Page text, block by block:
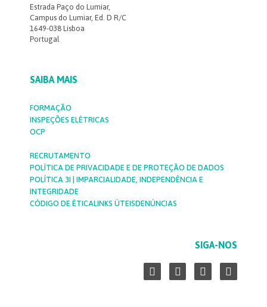
Estrada Paço do Lumiar,
Campus do Lumiar, Ed. D R/C
1649-038 Lisboa
Portugal
SAIBA MAIS
FORMAÇÃO
INSPEÇÕES ELÉTRICAS
OCP
RECRUTAMENTO
POLÍTICA DE PRIVACIDADE E DE PROTEÇÃO DE DADOS
POLÍTICA 3I | IMPARCIALIDADE, INDEPENDÊNCIA E
INTEGRIDADE
CÓDIGO DE ÉTICALINKS ÚTEISDENÚNCIAS
SIGA-NOS
L
i
F
a
Y
o
I
n